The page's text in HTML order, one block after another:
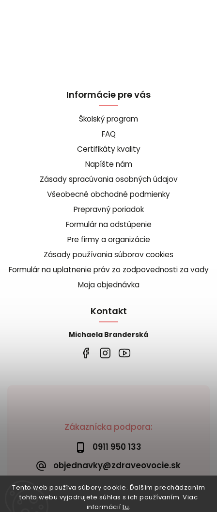
Tento web používa súbory cookie. Ďalším prechádzaním
tohto webu vyjadrujete súhlas s ich používaním. Viac
informácií tu.
Zákaznícka podpora:
0911 950 133
objednavky@zdraveovocie.sk
Informácie pre vás
Školský program
FAQ
Certifikáty kvality
Napíšte nám
Zásady spracúvania osobných údajov
Všeobecné obchodné podmienky
Prepravný poriadok
Formulár na odstúpenie
Pre firmy a organizácie
Zásady používania súborov cookies
Formulár na uplatnenie práv zo zodpovednosti za vady
Moja objednávka
Kontakt
Michaela Branderská